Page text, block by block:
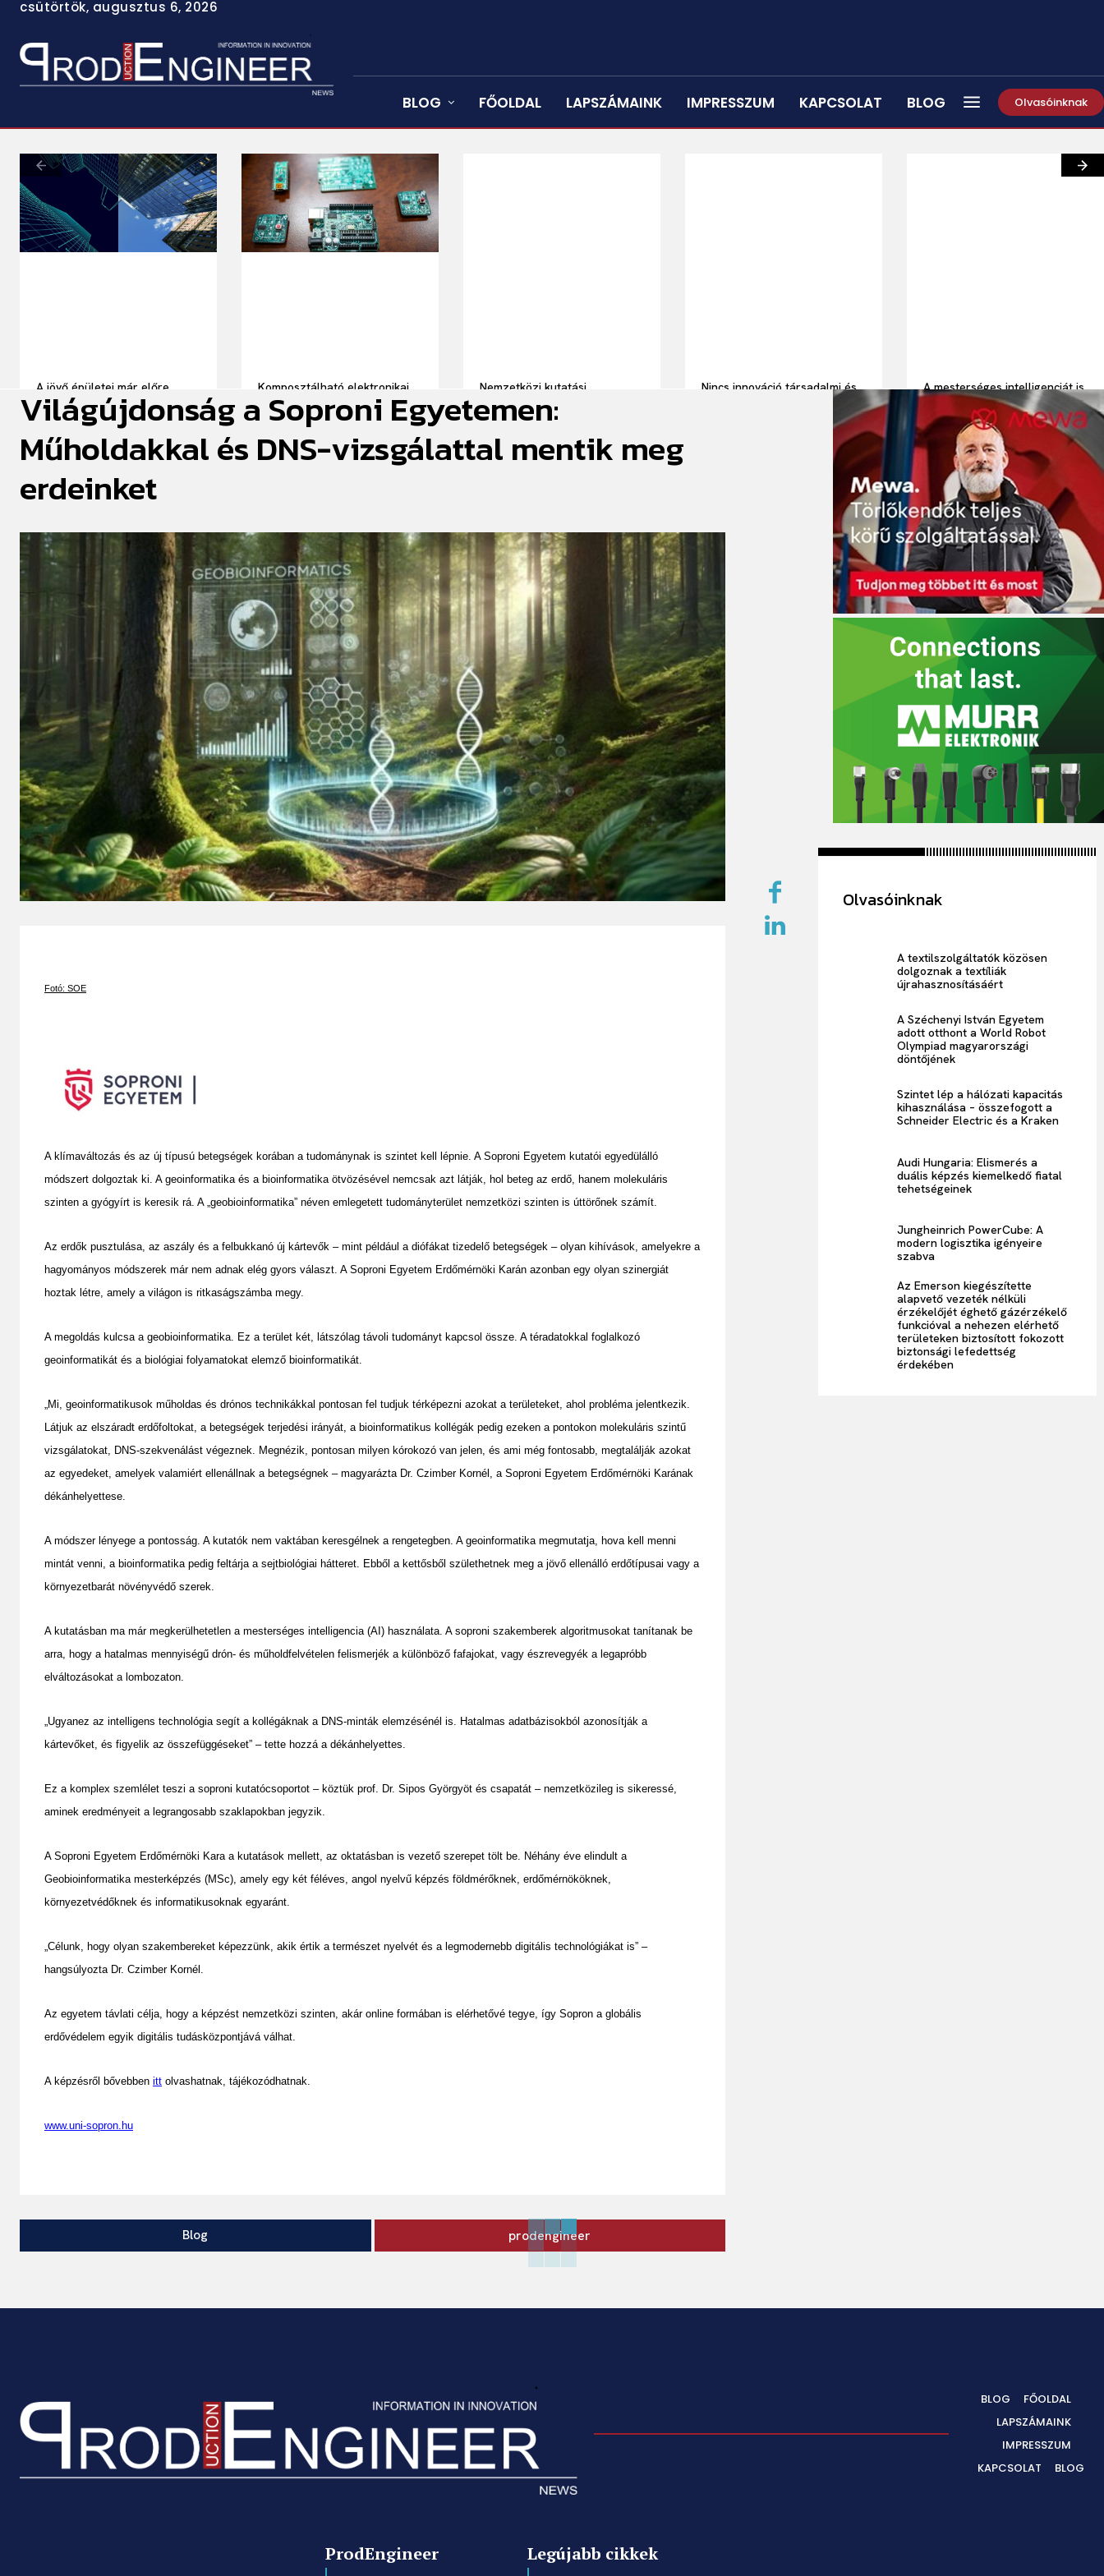
csütörtök, augusztus 6, 2026
BLOG FŐOLDAL LAPSZÁMAINK IMPRESSZUM KAPCSOLAT BLOG Olvasóinknak
A jövő épületei már előre
látnak
Komposztálható elektronikai
hordozót fejlesztettek a BME
kutatói
Nemzetközi kutatási
fejlesztenek extrém
kvantumszenzorokat a HUN-
REN Wigner kutatói
Nincs innováció társadalmi és
A mesterséges intelligenciát is
beveti a Schneider Electric a
villamos hálózatok
modernizálása érdekében
Világújdonság a Soproni Egyetemen:
Műholdakkal és DNS-vizsgálattal mentik meg
erdeinket
Fotó: SOE
A klímaváltozás és az új típusú betegségek korában a tudománynak is szintet kell lépnie. A Soproni Egyetem kutatói egyedülálló
módszert dolgoztak ki. A geoinformatika és a bioinformatika ötvözésével nemcsak azt látják, hol beteg az erdő, hanem molekuláris
szinten a gyógyírt is keresik rá. A „geobioinformatika” néven emlegetett tudományterület nemzetközi szinten is úttörőnek számít.
Az erdők pusztulása, az aszály és a felbukkanó új kártevők – mint például a diófákat tizedelő betegségek – olyan kihívások, amelyekre a
hagyományos módszerek már nem adnak elég gyors választ. A Soproni Egyetem Erdőmérnöki Karán azonban egy olyan szinergiát
hoztak létre, amely a világon is ritkaságszámba megy.
A megoldás kulcsa a geobioinformatika. Ez a terület két, látszólag távoli tudományt kapcsol össze. A téradatokkal foglalkozó
geoinformatikát és a biológiai folyamatokat elemző bioinformatikát.
„Mi, geoinformatikusok műholdas és drónos technikákkal pontosan fel tudjuk térképezni azokat a területeket, ahol probléma jelentkezik.
Látjuk az elszáradt erdőfoltokat, a betegségek terjedési irányát, a bioinformatikus kollégák pedig ezeken a pontokon molekuláris szintű
vizsgálatokat, DNS-szekvenálást végeznek. Megnézik, pontosan milyen kórokozó van jelen, és ami még fontosabb, megtalálják azokat
az egyedeket, amelyek valamiért ellenállnak a betegségnek – magyarázta Dr. Czimber Kornél, a Soproni Egyetem Erdőmérnöki Karának
dékánhelyettese.
A módszer lényege a pontosság. A kutatók nem vaktában keresgélnek a rengetegben. A geoinformatika megmutatja, hova kell menni
mintát venni, a bioinformatika pedig feltárja a sejtbiológiai hátteret. Ebből a kettősből születhetnek meg a jövő ellenálló erdőtípusai vagy a
környezetbarát növényvédő szerek.
A kutatásban ma már megkerülhetetlen a mesterséges intelligencia (AI) használata. A soproni szakemberek algoritmusokat tanítanak be
arra, hogy a hatalmas mennyiségű drón- és műholdfelvételen felismerjék a különböző fafajokat, vagy észrevegyék a legapróbb
elváltozásokat a lombozaton.
„Ugyanez az intelligens technológia segít a kollégáknak a DNS-minták elemzésénél is. Hatalmas adatbázisokból azonosítják a
kártevőket, és figyelik az összefüggéseket” – tette hozzá a dékánhelyettes.
Ez a komplex szemlélet teszi a soproni kutatócsoportot – köztük prof. Dr. Sipos Györgyöt és csapatát – nemzetközileg is sikeressé,
aminek eredményeit a legrangosabb szaklapokban jegyzik.
A Soproni Egyetem Erdőmérnöki Kara a kutatások mellett, az oktatásban is vezető szerepet tölt be. Néhány éve elindult a
Geobioinformatika mesterképzés (MSc), amely egy két féléves, angol nyelvű képzés földmérőknek, erdőmérnököknek,
környezetvédőknek és informatikusoknak egyaránt.
„Célunk, hogy olyan szakembereket képezzünk, akik értik a természet nyelvét és a legmodernebb digitális technológiákat is” –
hangsúlyozta Dr. Czimber Kornél.
Az egyetem távlati célja, hogy a képzést nemzetközi szinten, akár online formában is elérhetővé tegye, így Sopron a globális
erdővédelem egyik digitális tudásközpontjává válhat.
A képzésről bővebben itt olvashatnak, tájékozódhatnak.
www.uni-sopron.hu
Blog prodengineer
Olvasóinknak
A textilszolgáltatók közösen
dolgoznak a textíliák
újrahasznosításáért
A Széchenyi István Egyetem
adott otthont a World Robot
Olympiad magyarországi
döntőjének
Szintet lép a hálózati kapacitás
kihasználása – összefogott a
Schneider Electric és a Kraken
Audi Hungaria: Elismerés a
duális képzés kiemelkedő fiatal
tehetségeinek
Jungheinrich PowerCube: A
modern logisztika igényeire
szabva
Az Emerson kiegészítette
alapvető vezeték nélküli
érzékelőjét éghető gázérzékelő
funkcióval a nehezen elérhető
területeken biztosított fokozott
biztonsági lefedettség
érdekében
BLOG
FŐOLDAL
LAPSZÁMAINK
IMPRESSZUM
KAPCSOLAT
BLOG
ProdEngineer Legújabb cikkek